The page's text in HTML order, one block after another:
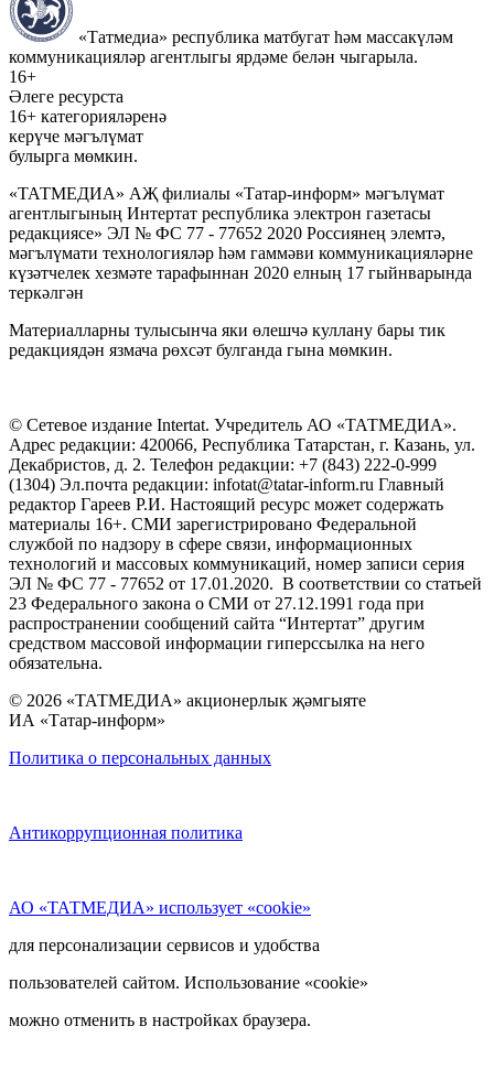
«Татмедиа» республика матбугат һәм массакүләм
коммуникацияләр агентлыгы ярдәме белән чыгарыла.
16+
Әлеге ресурста
16+ категорияләренә
керүче мәгълүмат
булырга мөмкин.
«ТАТМЕДИА» АҖ филиалы «Татар-информ» мәгълүмат
агентлыгының Интертат республика электрон газетасы
редакциясе» ЭЛ № ФС 77 - 77652 2020 Россиянең элемтә,
мәгълүмати технологияләр һәм гаммәви коммуникацияләрне
күзәтчелек хезмәте тарафыннан 2020 елның 17 гыйнварында
теркәлгән
Материалларны тулысынча яки өлешчә куллану бары тик
редакциядән язмача рөхсәт булганда гына мөмкин.
© Сетевое издание Intertat. Учредитель АО «ТАТМЕДИА».
Адрес редакции: 420066, Республика Татарстан, г. Казань, ул.
Декабристов, д. 2. Телефон редакции: +7 (843) 222-0-999
(1304) Эл.почта редакции: infotat@tatar-inform.ru Главный
редактор Гареев Р.И. Настоящий ресурс может содержать
материалы 16+. СМИ зарегистрировано Федеральной
службой по надзору в сфере связи, информационных
технологий и массовых коммуникаций, номер записи серия
ЭЛ № ФС 77 - 77652 от 17.01.2020. В соответствии со статьей
23 Федерального закона о СМИ от 27.12.1991 года при
распространении сообщений сайта “Интертат” другим
средством массовой информации гиперссылка на него
обязательна.
© 2026 «ТАТМЕДИА» акционерлык җәмгыяте
ИА «Татар-информ»
Политика о персональных данных
Антикоррупционная политика
АО «ТАТМЕДИА» использует «cookie»
для персонализации сервисов и удобства
пользователей сайтом. Использование «cookie»
можно отменить в настройках браузера.